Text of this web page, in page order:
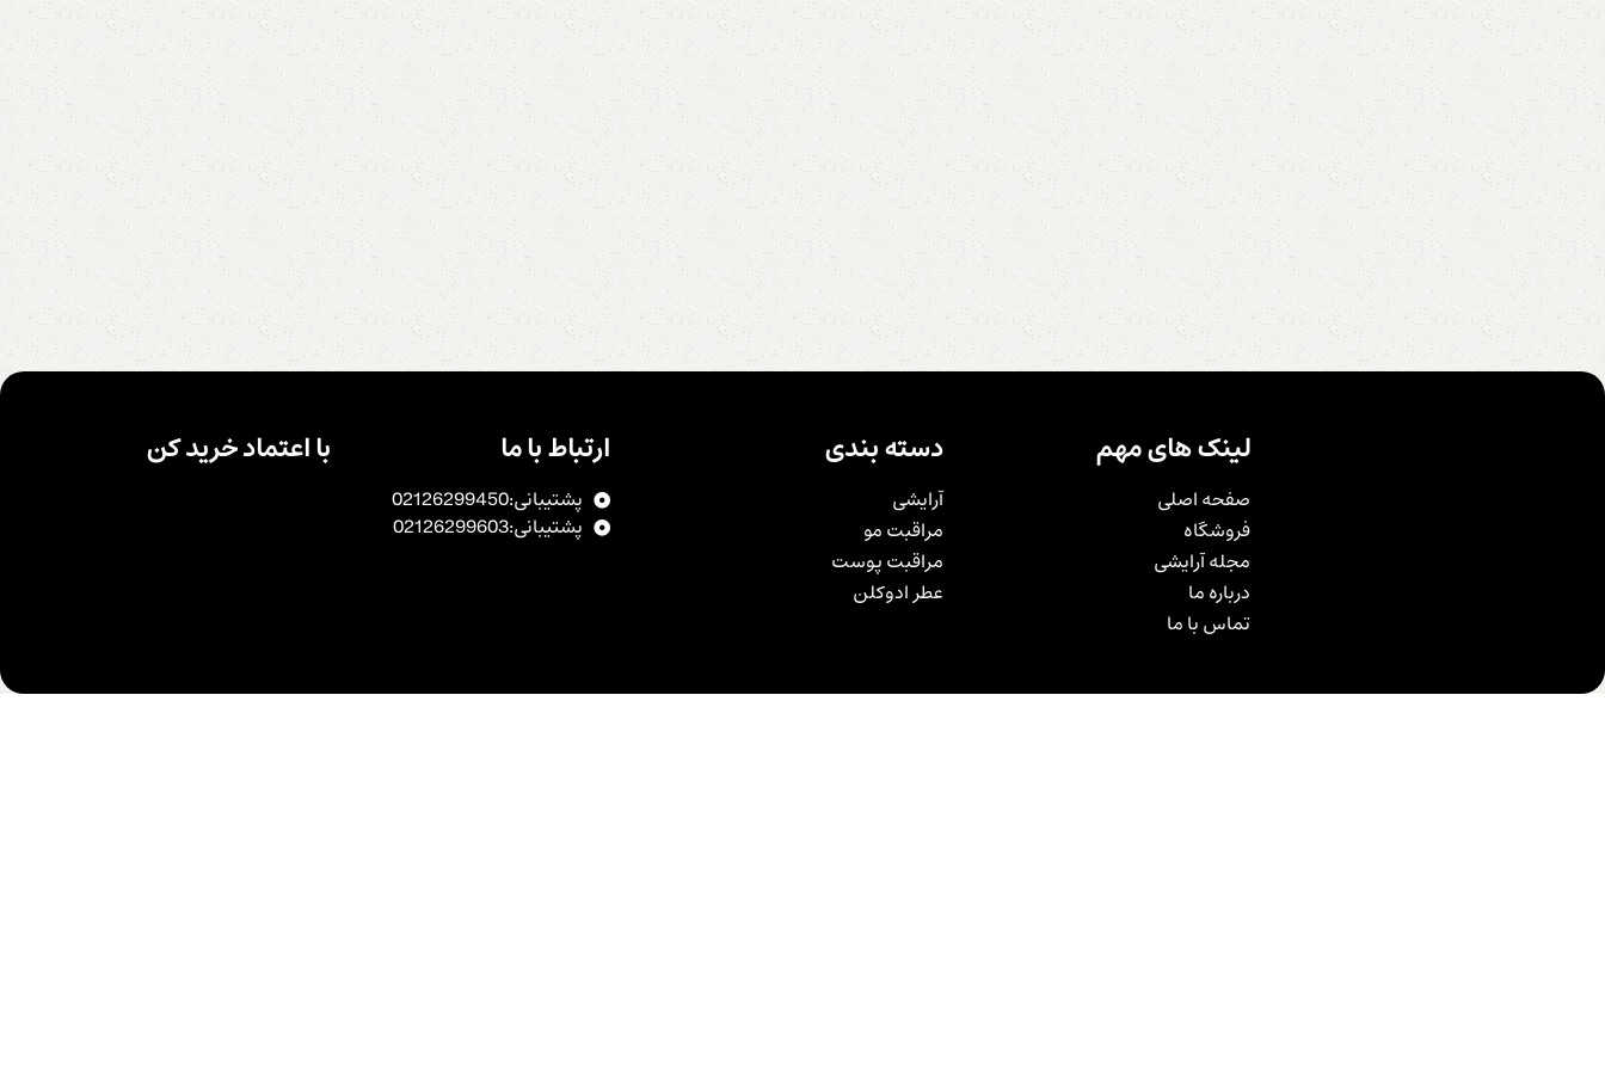
لینک های مهم
صفحه اصلی
فروشگاه
مجله آرایشی
درباره ما
تماس با ما
دسته بندی
آرایشی
مراقبت مو
مراقبت پوست
عطر ادوکلن
ارتباط با ما
پشتیبانی:02126299450
پشتیبانی:02126299603
با اعتماد خرید کن